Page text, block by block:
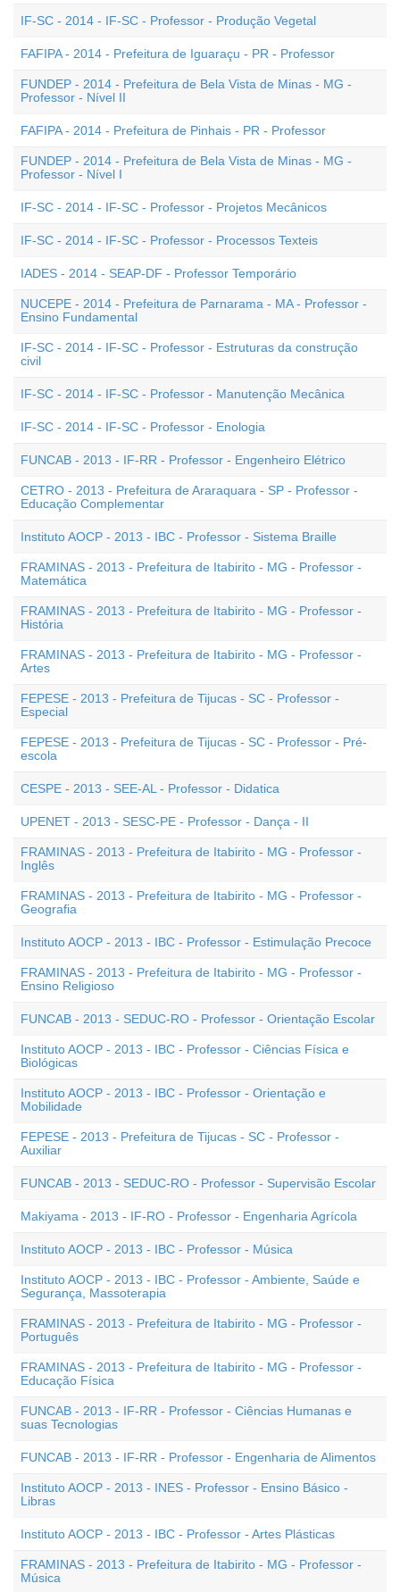
IF-SC - 2014 - IF-SC - Professor - Produção Vegetal
FAFIPA - 2014 - Prefeitura de Iguaraçu - PR - Professor
FUNDEP - 2014 - Prefeitura de Bela Vista de Minas - MG -
Professor - Nível II
FAFIPA - 2014 - Prefeitura de Pinhais - PR - Professor
FUNDEP - 2014 - Prefeitura de Bela Vista de Minas - MG -
Professor - Nível I
IF-SC - 2014 - IF-SC - Professor - Projetos Mecânicos
IF-SC - 2014 - IF-SC - Professor - Processos Texteis
IADES - 2014 - SEAP-DF - Professor Temporário
NUCEPE - 2014 - Prefeitura de Parnarama - MA - Professor -
Ensino Fundamental
IF-SC - 2014 - IF-SC - Professor - Estruturas da construção
civil
IF-SC - 2014 - IF-SC - Professor - Manutenção Mecânica
IF-SC - 2014 - IF-SC - Professor - Enologia
FUNCAB - 2013 - IF-RR - Professor - Engenheiro Elétrico
CETRO - 2013 - Prefeitura de Araraquara - SP - Professor -
Educação Complementar
Instituto AOCP - 2013 - IBC - Professor - Sistema Braille
FRAMINAS - 2013 - Prefeitura de Itabirito - MG - Professor -
Matemática
FRAMINAS - 2013 - Prefeitura de Itabirito - MG - Professor -
História
FRAMINAS - 2013 - Prefeitura de Itabirito - MG - Professor -
Artes
FEPESE - 2013 - Prefeitura de Tijucas - SC - Professor -
Especial
FEPESE - 2013 - Prefeitura de Tijucas - SC - Professor - Pré-
escola
CESPE - 2013 - SEE-AL - Professor - Didatica
UPENET - 2013 - SESC-PE - Professor - Dança - II
FRAMINAS - 2013 - Prefeitura de Itabirito - MG - Professor -
Inglês
FRAMINAS - 2013 - Prefeitura de Itabirito - MG - Professor -
Geografia
Instituto AOCP - 2013 - IBC - Professor - Estimulação Precoce
FRAMINAS - 2013 - Prefeitura de Itabirito - MG - Professor -
Ensino Religioso
FUNCAB - 2013 - SEDUC-RO - Professor - Orientação Escolar
Instituto AOCP - 2013 - IBC - Professor - Ciências Física e
Biológicas
Instituto AOCP - 2013 - IBC - Professor - Orientação e
Mobilidade
FEPESE - 2013 - Prefeitura de Tijucas - SC - Professor -
Auxiliar
FUNCAB - 2013 - SEDUC-RO - Professor - Supervisão Escolar
Makiyama - 2013 - IF-RO - Professor - Engenharia Agrícola
Instituto AOCP - 2013 - IBC - Professor - Música
Instituto AOCP - 2013 - IBC - Professor - Ambiente, Saúde e
Segurança, Massoterapia
FRAMINAS - 2013 - Prefeitura de Itabirito - MG - Professor -
Português
FRAMINAS - 2013 - Prefeitura de Itabirito - MG - Professor -
Educação Física
FUNCAB - 2013 - IF-RR - Professor - Ciências Humanas e
suas Tecnologias
FUNCAB - 2013 - IF-RR - Professor - Engenharia de Alimentos
Instituto AOCP - 2013 - INES - Professor - Ensino Básico -
Libras
Instituto AOCP - 2013 - IBC - Professor - Artes Plásticas
FRAMINAS - 2013 - Prefeitura de Itabirito - MG - Professor -
Música